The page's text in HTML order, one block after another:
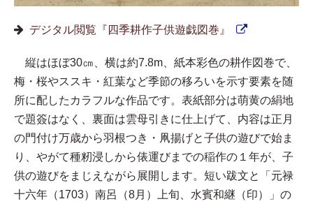
デジタル閲覧『四季耕作子供遊戯図巻』
縦はほぼ30㎝、横は約7.8m、紙本彩色の耕作図巻で、
梅・桜やススキ・紅葉など季節の移ろいを示す要素を随
所に配したカラフルな作品です。表紙部分は萌黄の絹地
で題簽はなく、裏面は雲母引きに仕上げて、内容は正月
の門付け万歳から羽根つき・凧揚げと子供の遊びで始ま
り、やがて種籾浸しから俵運びまでの稲作の１年が、子
供の遊びをまじえながら展開します。短い跋文と「元禄
十六年（1703）南呂（8月）上旬、水賓和継（印）」の